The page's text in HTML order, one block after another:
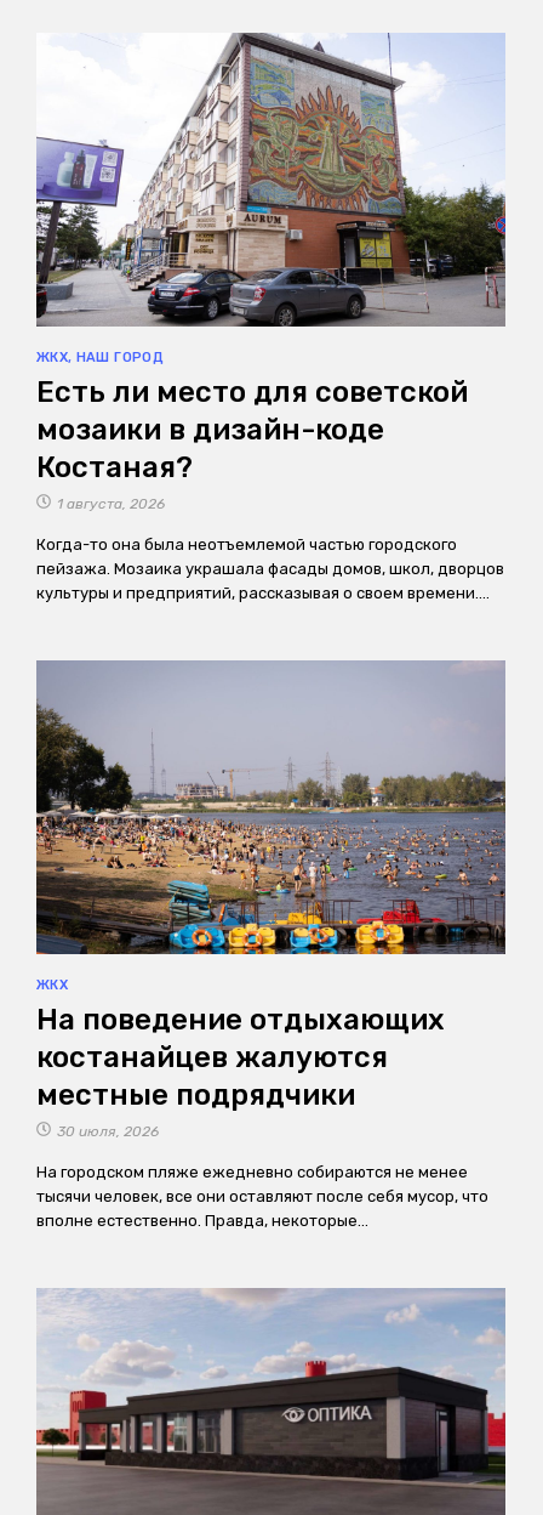
ЖКХ, НАШ ГОРОД
Есть ли место для советской
мозаики в дизайн-коде
Костаная?
1 августа, 2026
Когда-то она была неотъемлемой частью городского
пейзажа. Мозаика украшала фасады домов, школ, дворцов
культуры и предприятий, рассказывая о своем времени.…
ЖКХ
На поведение отдыхающих
костанайцев жалуются
местные подрядчики
30 июля, 2026
На городском пляже ежедневно собираются не менее
тысячи человек, все они оставляют после себя мусор, что
вполне естественно. Правда, некоторые…